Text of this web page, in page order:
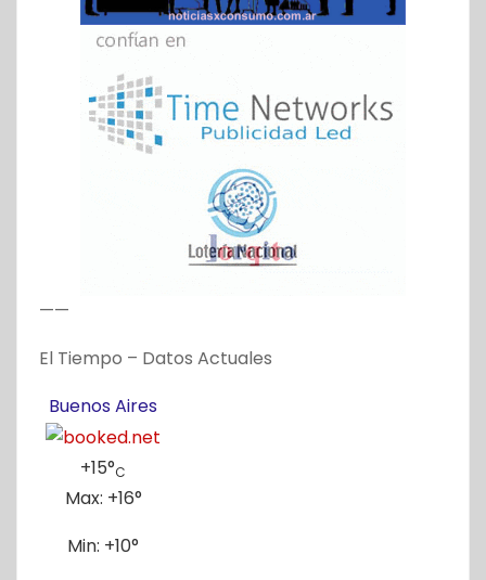
——
El Tiempo – Datos Actuales
Buenos Aires
+15°C
Max: +16°
Min: +10°